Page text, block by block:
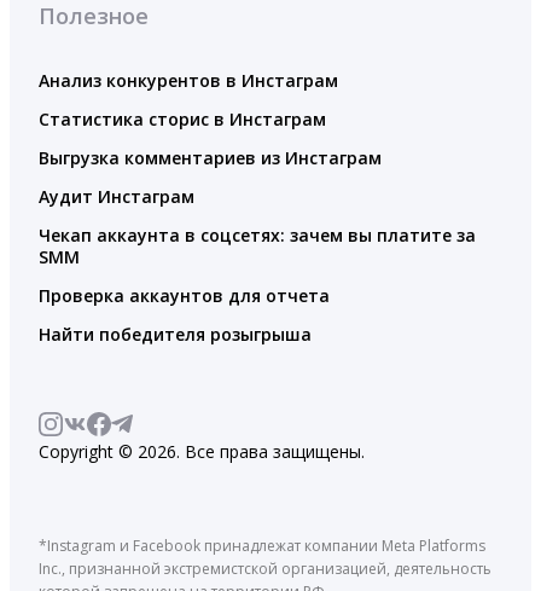
Полезное
Анализ конкурентов в Инстаграм
Статистика сторис в Инстаграм
Выгрузка комментариев из Инстаграм
Аудит Инстаграм
Чекап аккаунта в соцсетях: зачем вы платите за
SMM
Проверка аккаунтов для отчета
Найти победителя розыгрыша
Copyright © 2026. Все права защищены.
*Instagram и Facebook принадлежат компании Meta Platforms
Inc., признанной экстремистской организацией, деятельность